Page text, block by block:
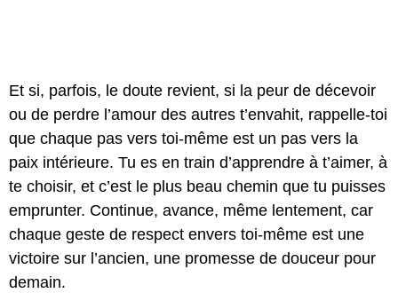
Et si, parfois, le doute revient, si la peur de décevoir
ou de perdre l’amour des autres t’envahit, rappelle-toi
que chaque pas vers toi-même est un pas vers la
paix intérieure. Tu es en train d’apprendre à t’aimer, à
te choisir, et c’est le plus beau chemin que tu puisses
emprunter. Continue, avance, même lentement, car
chaque geste de respect envers toi-même est une
victoire sur l’ancien, une promesse de douceur pour
demain.